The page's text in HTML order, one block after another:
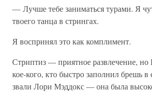
— Лучше тебе заниматься турами. Я
твоего танца в стрингах.
Я воспринял это как комплимент.
Стриптиз — приятное развлечение,
кое-кого, кто быстро заполнил брешь
звали Лори Мэддокс — она была